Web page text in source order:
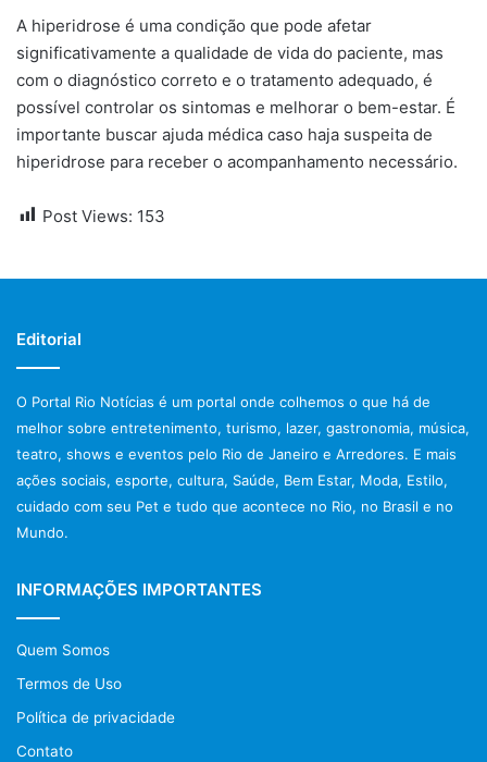
A hiperidrose é uma condição que pode afetar
significativamente a qualidade de vida do paciente, mas
com o diagnóstico correto e o tratamento adequado, é
possível controlar os sintomas e melhorar o bem-estar. É
importante buscar ajuda médica caso haja suspeita de
hiperidrose para receber o acompanhamento necessário.
Post Views: 153
Editorial
O Portal Rio Notícias é um portal onde colhemos o que há de
melhor sobre entretenimento, turismo, lazer, gastronomia, música,
teatro, shows e eventos pelo Rio de Janeiro e Arredores. E mais
ações sociais, esporte, cultura, Saúde, Bem Estar, Moda, Estilo,
cuidado com seu Pet e tudo que acontece no Rio, no Brasil e no
Mundo.
INFORMAÇÕES IMPORTANTES
Quem Somos
Termos de Uso
Política de privacidade
Contato